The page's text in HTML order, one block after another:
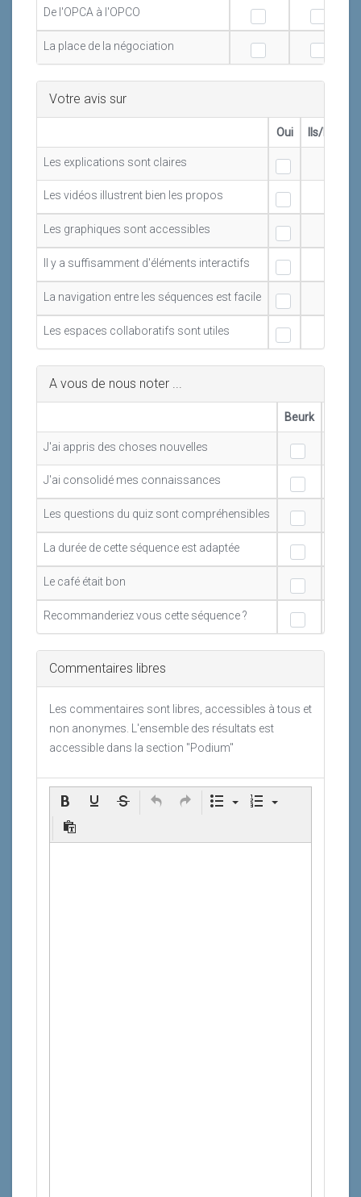
De l'OPCA à l'OPCO
La place de la négociation
Votre avis sur
Oui Ils/Elles
Les explications sont claires
Les vidéos illustrent bien les propos
Les graphiques sont accessibles
Il y a suffisamment d'éléments interactifs
La navigation entre les séquences est facile
Les espaces collaboratifs sont utiles
A vous de nous noter ...
Beurk
J'ai appris des choses nouvelles
J'ai consolidé mes connaissances
Les questions du quiz sont compréhensibles
La durée de cette séquence est adaptée
Le café était bon
Recommanderiez vous cette séquence ?
Commentaires libres
Les commentaires sont libres, accessibles à tous et
non anonymes. L'ensemble des résultats est
accessible dans la section "Podium"